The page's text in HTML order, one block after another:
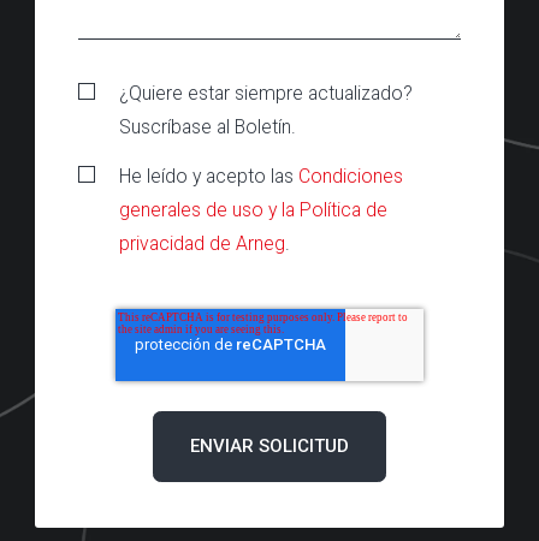
¿Quiere estar siempre actualizado?
Suscríbase al Boletín.
He leído y acepto las Condiciones
generales de uso y la Política de
privacidad de Arneg